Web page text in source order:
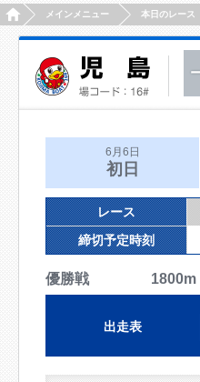
HOMEメインメニュー 本日のレース
6月6日
初日
レース
締切予定時刻
優勝戦 1800m
出走表